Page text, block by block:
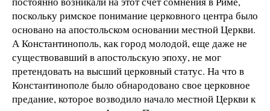
поскольку римское понимание церковного центра было
основано на апостольском основании местной Церкви.
А Константинополь, как город молодой, еще даже не
существовавший в апостольскую эпоху, не мог
претендовать на высший церковный статус. На что в
Константинополе было обнародовано свое церковное
предание, которое возводило начало местной Церкви к